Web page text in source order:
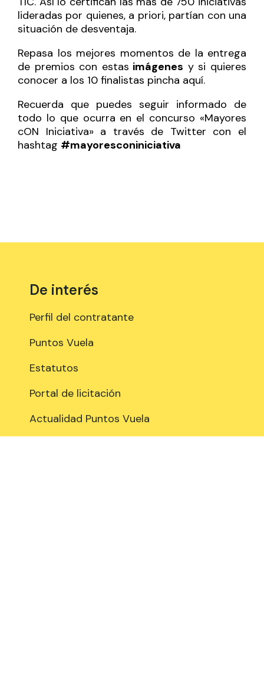
lideradas por quienes, a priori, partían con una
situación de desventaja.
Repasa los mejores momentos de la entrega
de premios con estas imágenes y si quieres
conocer a los 10 finalistas pincha aquí.
Recuerda que puedes seguir informado de
todo lo que ocurra en el concurso «Mayores
cON Iniciativa» a través de Twitter con el
hashtag #mayoresconiniciativa
De interés
Perfil del contratante
Puntos Vuela
Estatutos
Portal de licitación
Actualidad Puntos Vuela